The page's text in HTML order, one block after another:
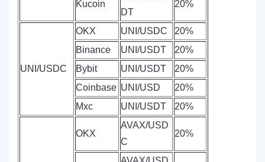
Kucoin
DT
20%
UNI/USDC
OKX UNI/USDC
20%
Binance
UNI/USDT
20%
Bybit
UNI/USDT
20%
Coinbase UNI/USD
20%
Mxc
UNI/USDT 20%
OKX
AVAX/USD
C
20%